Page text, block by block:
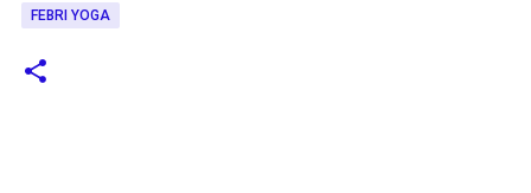
FEBRI YOGA